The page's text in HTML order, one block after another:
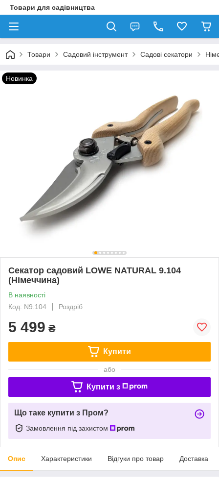
Товари для садівництва
Товари Садовий інструмент Садові секатори
Новинка
Секатор садовий LOWE NATURAL 9.104
(Німеччина)
В наявності
Код: N9.104
Роздріб
5 499 ₴
Купити
або
Купити з
Що таке купити з Пром?
Замовлення під захистом
Опис Характеристики Відгуки про товар Доставка